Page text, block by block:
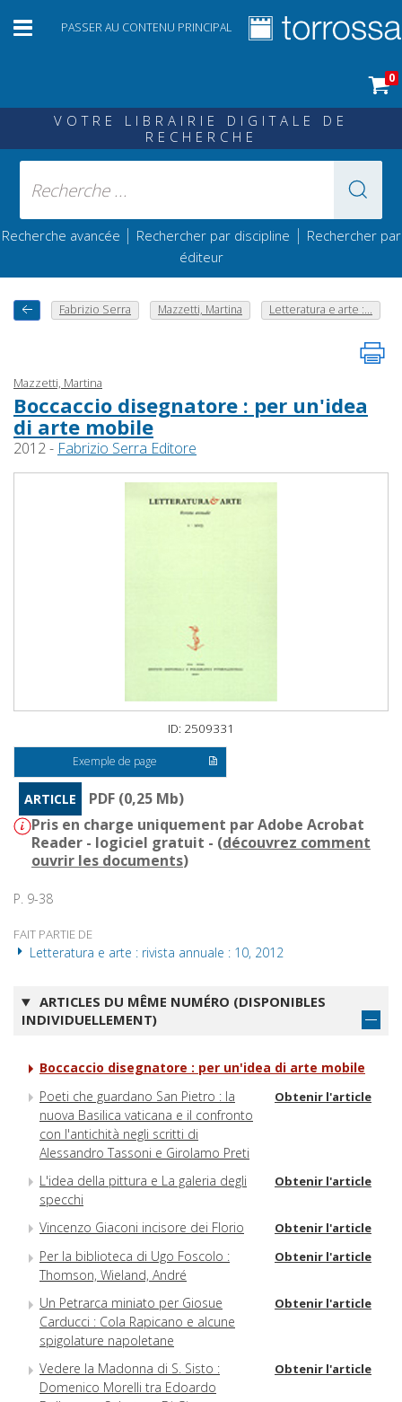
PASSER AU CONTENU PRINCIPAL
0
VOTRE LIBRAIRIE DIGITALE DE
RECHERCHE
Recherche avancée | Rechercher par discipline | Rechercher par
éditeur
Fabrizio Serra Mazzetti, Martina Letteratura e arte :...
Mazzetti, Martina
Boccaccio disegnatore : per un'idea
di arte mobile
2012 - Fabrizio Serra Editore
ID: 2509331
Exemple de page
ARTICLE
PDF (0,25 Mb)
Pris en charge uniquement par Adobe Acrobat
Reader - logiciel gratuit - (découvrez comment
ouvrir les documents)
P. 9-38
FAIT PARTIE DE
Letteratura e arte : rivista annuale : 10, 2012
ARTICLES DU MÊME NUMÉRO (DISPONIBLES
INDIVIDUELLEMENT)
Boccaccio disegnatore : per un'idea di arte mobile
Poeti che guardano San Pietro : la
nuova Basilica vaticana e il confronto
con l'antichità negli scritti di
Alessandro Tassoni e Girolamo Preti
Obtenir l'article
L'idea della pittura e La galeria degli
specchi
Obtenir l'article
Vincenzo Giaconi incisore dei Florio Obtenir l'article
Per la biblioteca di Ugo Foscolo :
Thomson, Wieland, André
Obtenir l'article
Un Petrarca miniato per Giosue
Carducci : Cola Rapicano e alcune
spigolature napoletane
Obtenir l'article
Vedere la Madonna di S. Sisto :
Domenico Morelli tra Edoardo
Obtenir l'article